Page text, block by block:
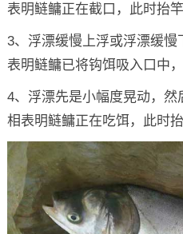
表明鲢鳙正在截口，此时抬
3、浮漂缓慢上浮或浮漂缓
表明鲢鳙已将钩饵吸入口中
4、浮漂先是小幅度晃动，
相表明鲢鳙正在吃饵，此时抬